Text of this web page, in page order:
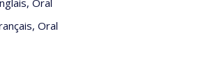
Oral
Oral